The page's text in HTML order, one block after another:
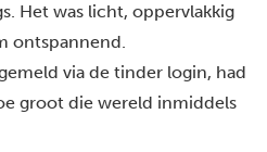
Het was licht, oppervlakkig
ontspannend.
via de tinder login, had
groot die wereld inmiddels